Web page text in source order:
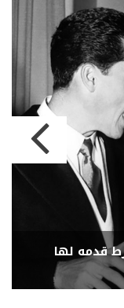
من الألماس عيار 5 قيرط قدمه لها